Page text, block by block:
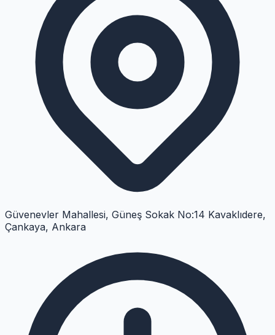
Güvenevler Mahallesi, Güneş Sokak No:14 Kavaklıdere,
Çankaya, Ankara